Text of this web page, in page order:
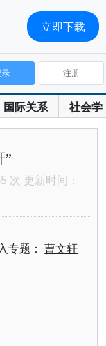
国际关系 社会学
录 注册
”
次 更新时间：
专题：曹文轩
立即下载